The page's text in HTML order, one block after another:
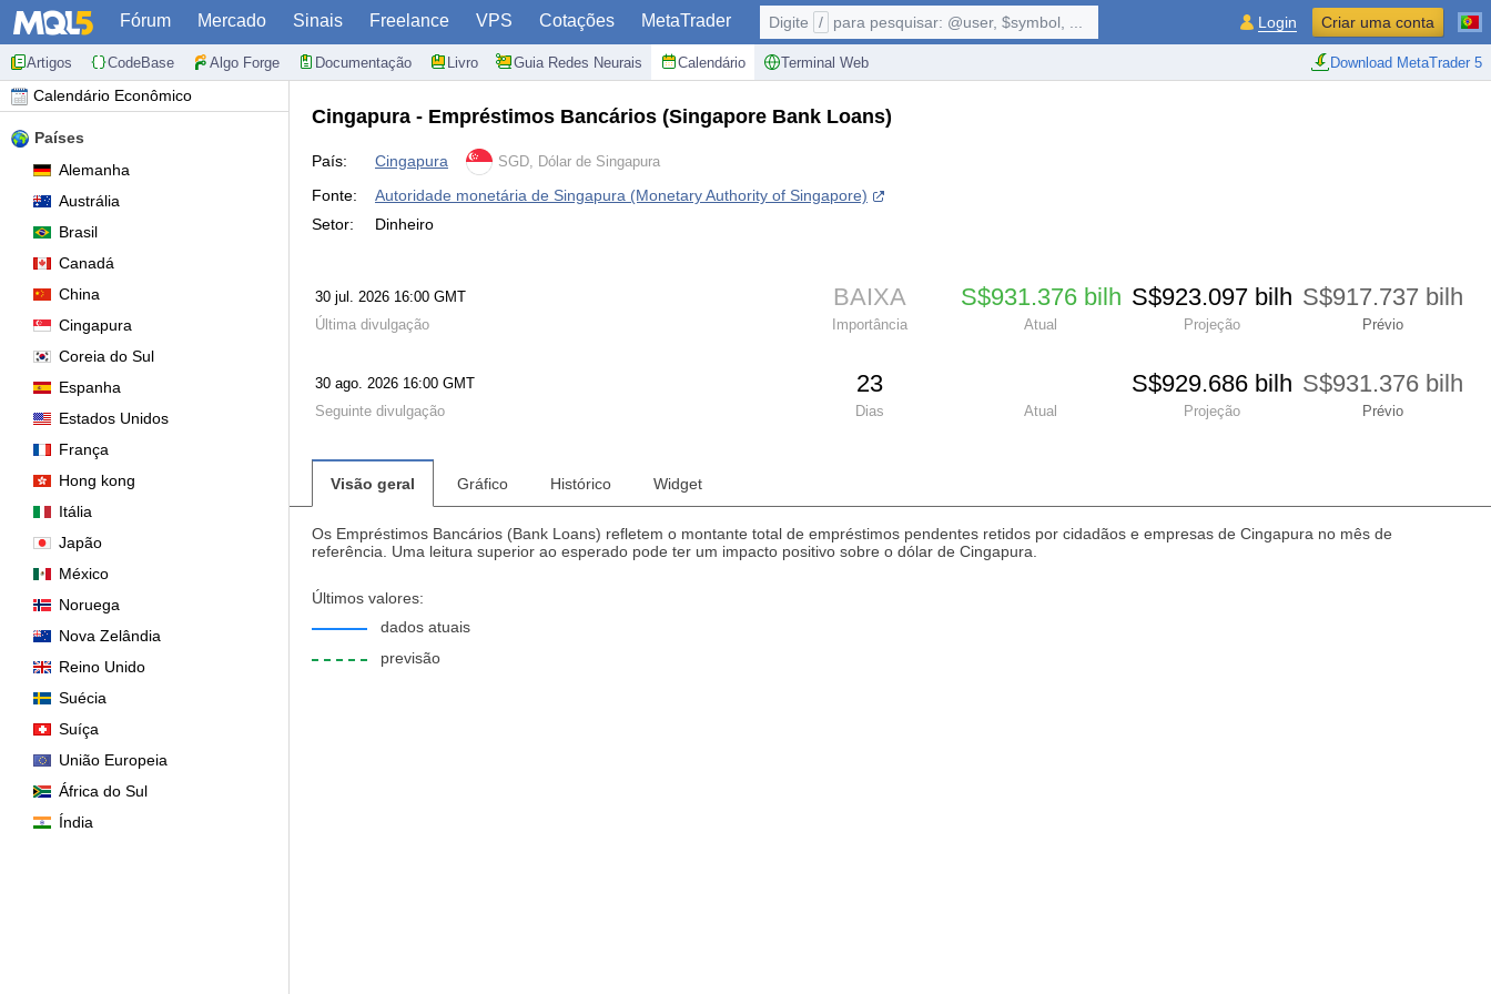
Fórum Mercado Sinais Freelance VPS Cotações MetaTrader
Artigos CodeBase Algo Forge Documentação Livro Guia Redes Neurais Calendário Terminal Web Download MetaTrader 5
Digite / para pesquisar: @user, $symbol, ... Login Criar uma conta
Calendário Econômico
Países
Alemanha
Austrália
Brasil
Canadá
China
Cingapura
Coreia do Sul
Espanha
Estados Unidos
França
Hong kong
Itália
Japão
México
Noruega
Nova Zelândia
Reino Unido
Suécia
Suíça
União Europeia
África do Sul
Índia
Cingapura - Empréstimos Bancários (Singapore Bank Loans)
País: Cingapura SGD, Dólar de Singapura
Fonte:
Autoridade monetária de Singapura (Monetary Authority of Singapore)
Setor:
Dinheiro
30 jul. 2026 16:00 GMT BAIXA S$​931.376 bilh S$​923.097 bilh S$​917.737 bilh
Última divulgação Importância Atual Projeção Prévio
30 ago. 2026 16:00 GMT 23 S$​929.686 bilh S$​931.376 bilh
Seguinte divulgação Dias Atual Projeção Prévio
Visão geral Gráfico Histórico Widget
Os Empréstimos Bancários (Bank Loans) refletem o montante total de empréstimos pendentes retidos por cidadãos e empresas de Cingapura no mês de
referência. Uma leitura superior ao esperado pode ter um impacto positivo sobre o dólar de Cingapura.
Últimos valores:
dados atuais
previsão